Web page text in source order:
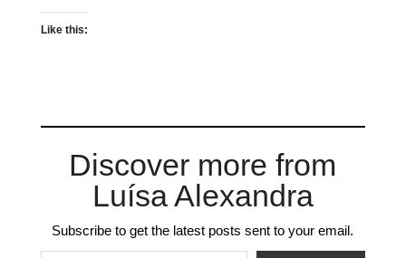
Like this:
Discover more from
Luísa Alexandra
Subscribe to get the latest posts sent to your email.
Type your email…